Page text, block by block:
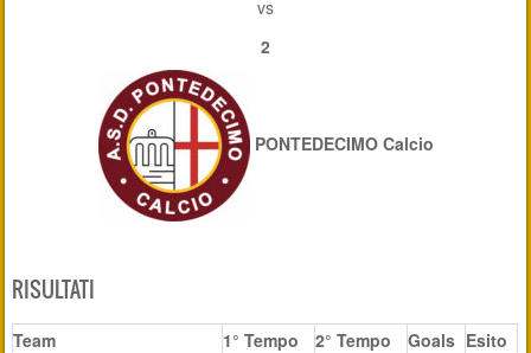
vs
2
PONTEDECIMO Calcio
RISULTATI
Team 1° Tempo 2° Tempo Goals Esito